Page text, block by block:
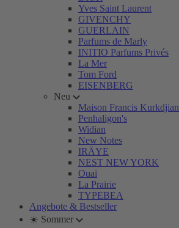
Yves Saint Laurent
GIVENCHY
GUERLAIN
Parfums de Marly
INITIO Parfums Privés
La Mer
Tom Ford
EISENBERG
Neu
Maison Francis Kurkdjian
Penhaligon's
Widian
New Notes
IRÄYE
NEST NEW YORK
Ouai
La Prairie
TYPEBEA
Angebote & Bestseller
☀️ Sommer